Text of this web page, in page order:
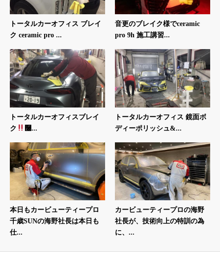
トータルカーオフィス ブレイ
ク ceramic pro ...
音更のブレイク様でceramic
pro 9h 施工講習...
トータルカーオフィスブレイ
ク
࿠...
トータルカーオフィス 鏡面ボ
ディーポリッシュ&...
本日もカービューティープロ
千歳SUNの海野社長は本日も
仕...
カービューティープロの海野
社長が、技術向上の特訓の為
に、...